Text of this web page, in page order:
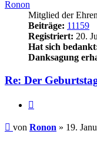
Ronon
Mitglied der
Beiträge: 11159
Registriert: 20.
Hat sich
Danksagung
Re: Der
Beitrag
von Ronon » 19.